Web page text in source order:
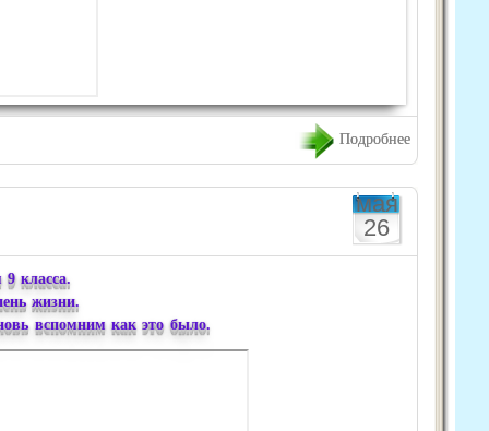
Подробнее
мая
26
класса.
жизни.
вспомним как это было.